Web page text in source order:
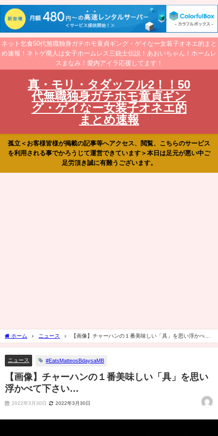
ネット乞食50代無職独身ガチホモ童貞ギング・ゲイなー女装子オネエ的まと
め速報！ネトゲ廃人は女子ホームレス三銃士伝説！あおいちゃん！ホームレ
スまなみ！愛内アイラ応援してます！
真・モリ・タダッフル2！！50
代無職独身ガチホモ童貞ギン
グ・ゲイなー女装子オネエ的
まとめ速報
孤立＜お客様皆様が掲載の記事等へアクセス、閲覧、こちらのサービス
を利用される事でかろうじて運営できています＞本日は足元が悪い中ご
足労頂き誠に有難うございます。
ホーム ニュース
【画像】チャーハンの１番美味しい「具」を思い浮かべて
下さい…
ニュース #EatsMatteosBdaysaMB
【画像】チャーハンの１番美味しい「具」を思い
浮かべて下さい…
2022年3月30日 2022年3月30日